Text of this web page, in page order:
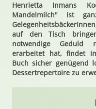
Henrietta Inmans
Mandelmilch" ist
auf den Tisch
notwendige Geduld
erarbeitet hat, findet
Buch sicher genügend
Dessertrepertoire zu